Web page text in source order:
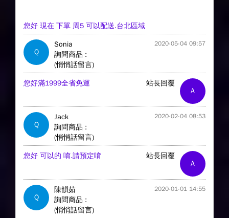
您好 現在 下單 周5 可以配送.台北區域
Q
Sonia 2020-05-04 09:57
詢問商品 :
(悄悄話留言)
A
站長回覆
您好滿1999全省免運
Q
Jack 2020-02-04 08:53
詢問商品 :
(悄悄話留言)
A
站長回覆
您好 可以的 唷.請預定唷
Q
陳韻茹 2020-01-01 14:55
詢問商品 :
(悄悄話留言)